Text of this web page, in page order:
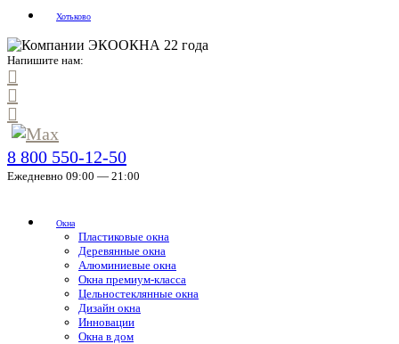
Хотьково
Напишите нам:
8 800 550-12-50
Ежедневно 09:00 — 21:00
Окна
Пластиковые окна
Деревянные окна
Алюминиевые окна
Окна премиум-класса
Цельностеклянные окна
Дизайн окна
Инновации
Окна в дом